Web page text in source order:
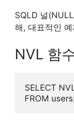
SQLD 널
해, 대표적인
NVL 함
SELECT